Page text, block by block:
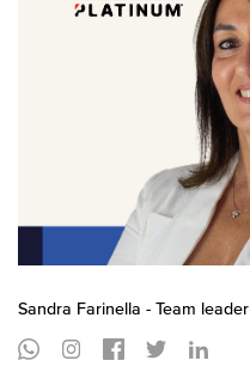
Sandra Farinella - Team leader